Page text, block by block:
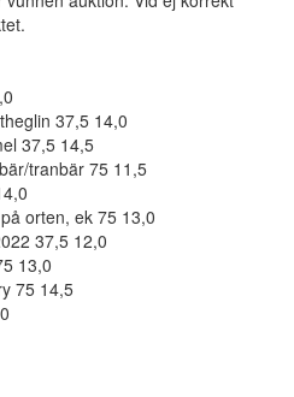
37,5 14,0
37,5 14,5
tranbär 75 11,5
orten, ek 75 13,0
37,5 12,0
13,0
75 14,5